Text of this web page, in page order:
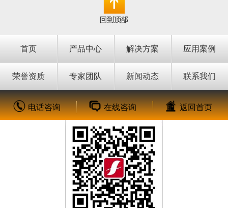
首页 产品中心 解决方案 应用案例
荣誉资质 专家团队 新闻动态 联系我们
电话咨询 在线咨询 返回首页